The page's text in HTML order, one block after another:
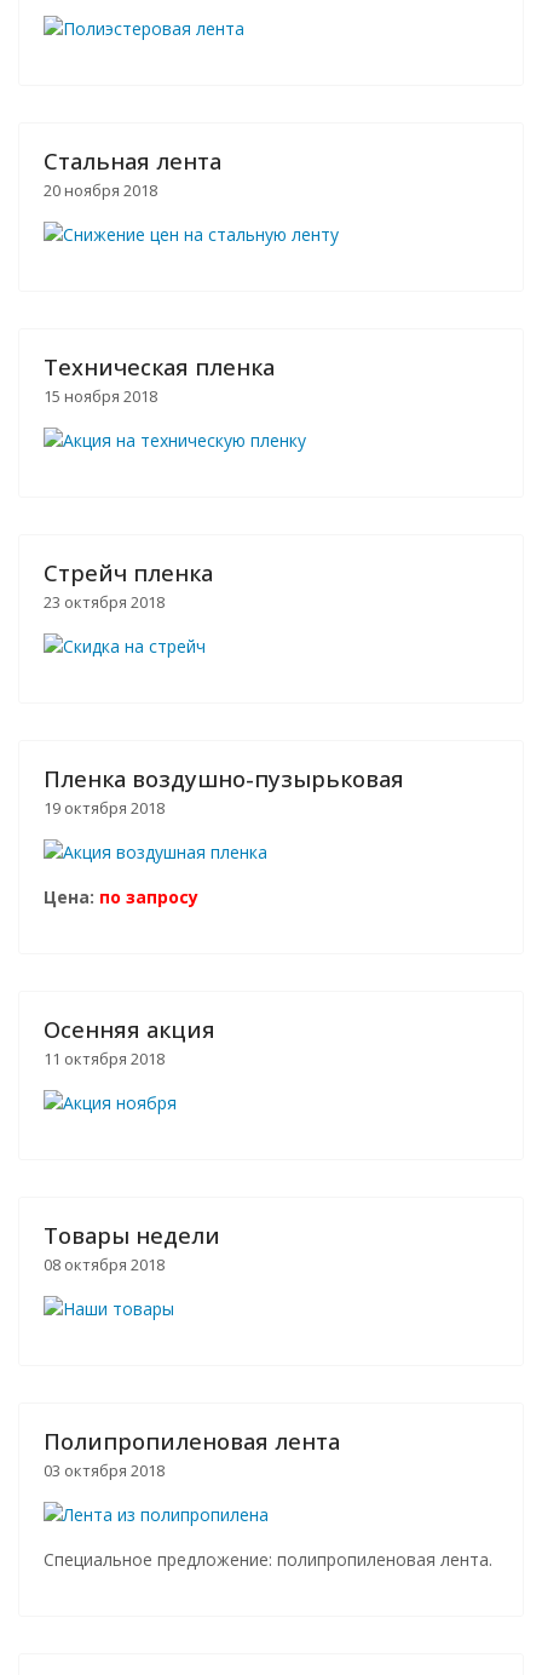
Стальная лента
20 ноября 2018
Техническая пленка
15 ноября 2018
Стрейч пленка
23 октября 2018
Пленка воздушно-пузырьковая
19 октября 2018
Цена: по запросу
Осенняя акция
11 октября 2018
Товары недели
08 октября 2018
Полипропиленовая лента
03 октября 2018
Специальное предложение: полипропиленовая лента.